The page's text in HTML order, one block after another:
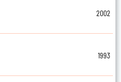
2002
1993